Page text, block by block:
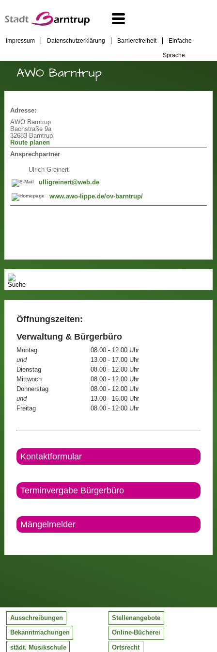
Impressum Datenschutzerklärung Barrierefreiheit Einfache
Sprache
AWO Barntrup
Adresse:
AWO Barntrup
Bachstraße 9a
32683 Barntrup
Route planen
Ansprechpartner
Ulrich Greinert
ulligreinert@web.de
www.awo-lippe.de/ov-barntrup/
Öffnungszeiten:
Verwaltung & Bürgerbüro
Montag
08.00 - 12.00 Uhr
und
13.00 - 17.00 Uhr
Dienstag
08.00 - 12.00 Uhr
Mittwoch
08.00 - 12.00 Uhr
Donnerstag
08.00 - 12.00 Uhr
und
13.00 - 16.00 Uhr
Freitag
08.00 - 12:00 Uhr
Kontaktformular
Terminvergabe Bürgerbüro
Mängelmelder
Ausschreibungen Stellenangebote
Bekanntmachungen Online-Bücherei
städt. Musikschule Ortsrecht